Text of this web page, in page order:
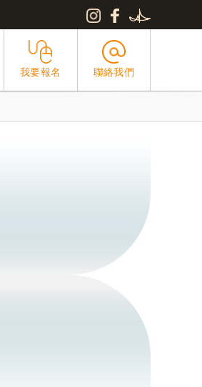
我要報名 聯絡我們